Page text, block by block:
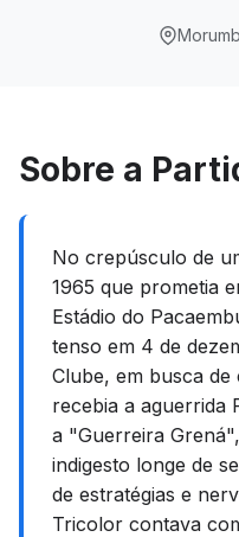
Sobre a
No crepúsculo de
1965 que prometia
Estádio do
tenso em 4 de
Clube, em busca
recebia a aguerrida
a "Guerreira
indigesto longe de
de estratégias e
Tricolor contava